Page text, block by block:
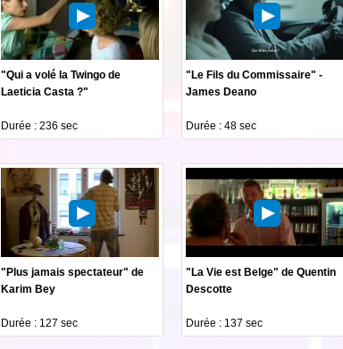
"Qui a volé la Twingo de
Laeticia Casta ?"
Durée : 236 sec
"Le Fils du Commissaire" -
James Deano
Durée : 48 sec
"Plus jamais spectateur" de
Karim Bey
Durée : 127 sec
"La Vie est Belge" de Quentin
Descotte
Durée : 137 sec